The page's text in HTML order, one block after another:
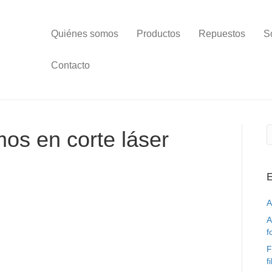
Quiénes somos Productos Repuestos
Contacto
en corte láser